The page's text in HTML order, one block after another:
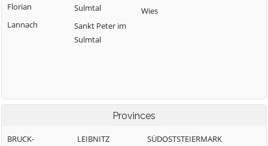
Florian
Lannach
Sulmtal
Sankt Peter im
Sulmtal
Wies
Provinces
BRUCK-
LEIBNITZ
SÜDOSTSTEIERMARK